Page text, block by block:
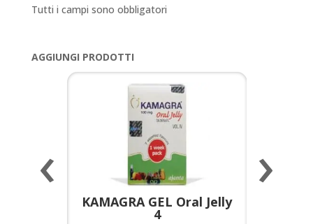
Tutti i campi sono obbligatori
AGGIUNGI PRODOTTI
KAMAGRA GEL Oral Jelly
4
‹ ›